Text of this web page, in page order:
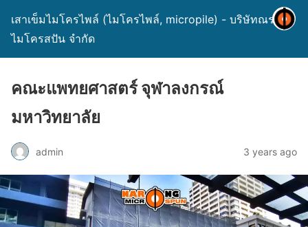
เสาเข็มไมโครไพล์ (ไมโครไพล์, micropile) - บริษัทณรงค์
ไมโครสปัน จำกัด
คณะแพทยศาสตร์ จุฬาลงกรณ์
มหาวิทยาลัย
admin 3 years ago